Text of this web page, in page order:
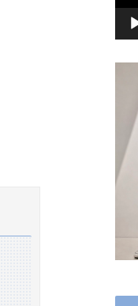
熊本イオンモール爆発で死者を出したテナント「ハビタ」運営会社がHP削除・グループ一覧からも抹消 「逃亡」と批判殺到
ー